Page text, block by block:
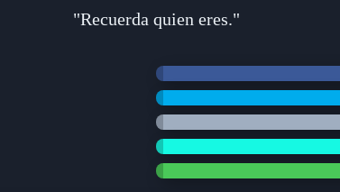
"Recuerda quien eres."